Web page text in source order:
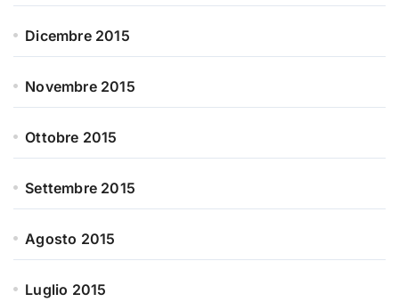
Dicembre 2015
Novembre 2015
Ottobre 2015
Settembre 2015
Agosto 2015
Luglio 2015